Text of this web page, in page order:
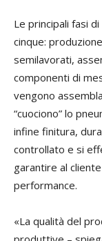
Le principali fasi
cinque:
semilavorati,
componenti di
vengono
“cuociono” lo
infine finitura,
controllato e si
garantire al
performance.
«La qualità del